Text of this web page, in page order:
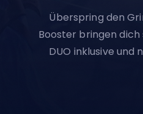
Überspring den
Booster bringen
DUO inklusive und